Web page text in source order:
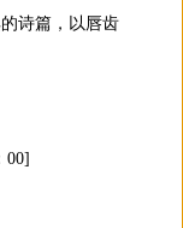
诗篇，以唇齿
00]